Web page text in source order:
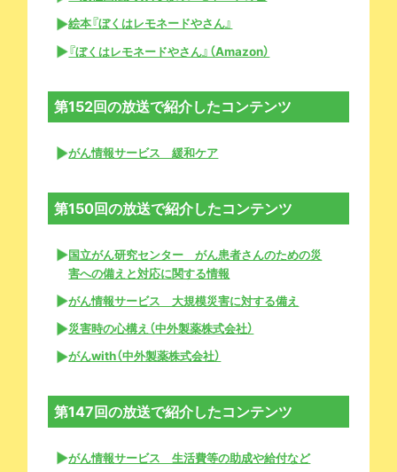
絵本『ぼくはレモネードやさん』
『ぼくはレモネードやさん』（Amazon）
第152回の放送で紹介したコンテンツ
がん情報サービス 緩和ケア
第150回の放送で紹介したコンテンツ
国立がん研究センター がん患者さんのための災
害への備えと対応に関する情報
がん情報サービス 大規模災害に対する備え
災害時の心構え（中外製薬株式会社）
がんwith（中外製薬株式会社）
第147回の放送で紹介したコンテンツ
がん情報サービス 生活費等の助成や給付など